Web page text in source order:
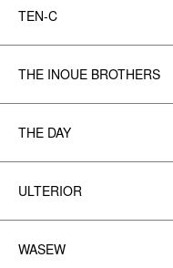
TEN-C
THE INOUE BROTHERS
THE DAY
ULTERIOR
WASEW